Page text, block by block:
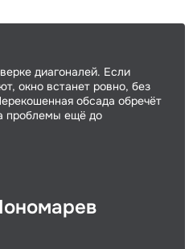
диагоналей. Если
окно встанет ровно, без
обсада обречёт
проблемы ещё до